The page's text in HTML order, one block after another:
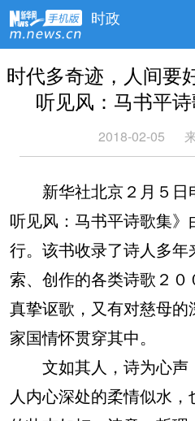
时政
时代多奇迹，人间
听见风：马书平
2018-02-05
新华社北京２月５日
听见风：马书平诗歌集
行。该书收录了诗人多
索、创作的各类诗歌２
真挚讴歌，又有对慈母
家国情怀贯穿其中。
文如其人，诗为心声
人内心深处的柔情似水